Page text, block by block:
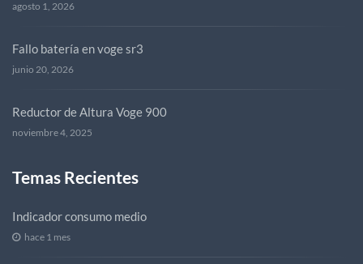
agosto 1, 2026
Fallo batería en voge sr3
junio 20, 2026
Reductor de Altura Voge 900
noviembre 4, 2025
Temas Recientes
Indicador consumo medio
hace 1 mes